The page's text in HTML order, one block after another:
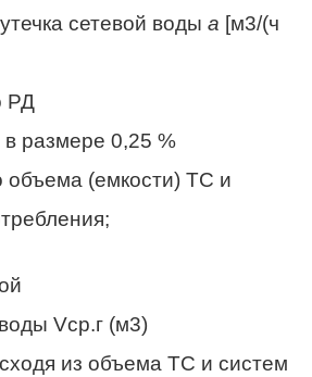
сетевой воды а [м3/(ч
РД
размере 0,25 %
объема (емкости) ТС и
Vср.г (м3)
из объема ТС и систем